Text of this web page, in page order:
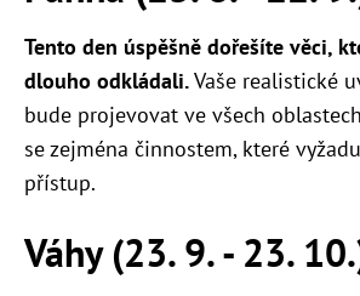
Tento den úspěšně dořešíte věci,
dlouho odkládali.Vaše realistické
bude projevovat ve všech
se zejména činnostem, které
přístup.
Váhy (23. 9. - 23.